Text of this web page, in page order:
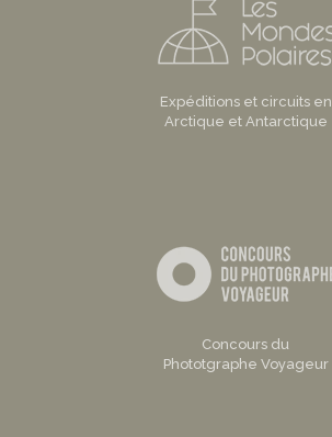
Expéditions et circuits en
Arctique et Antarctique
Concours du
Phototgraphe Voyageur